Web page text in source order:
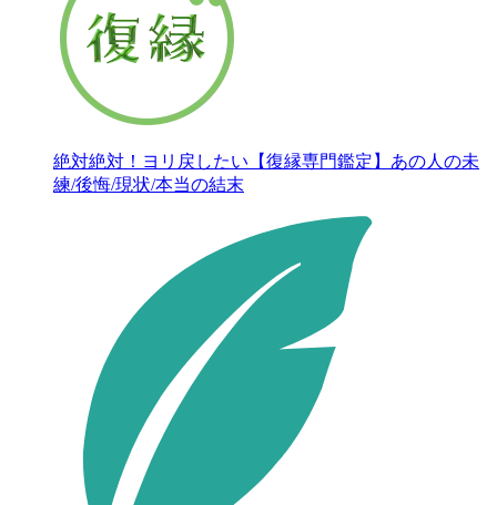
絶対絶対！ヨリ戻したい【復縁専門鑑定】あの人の未
練/後悔/現状/本当の結末